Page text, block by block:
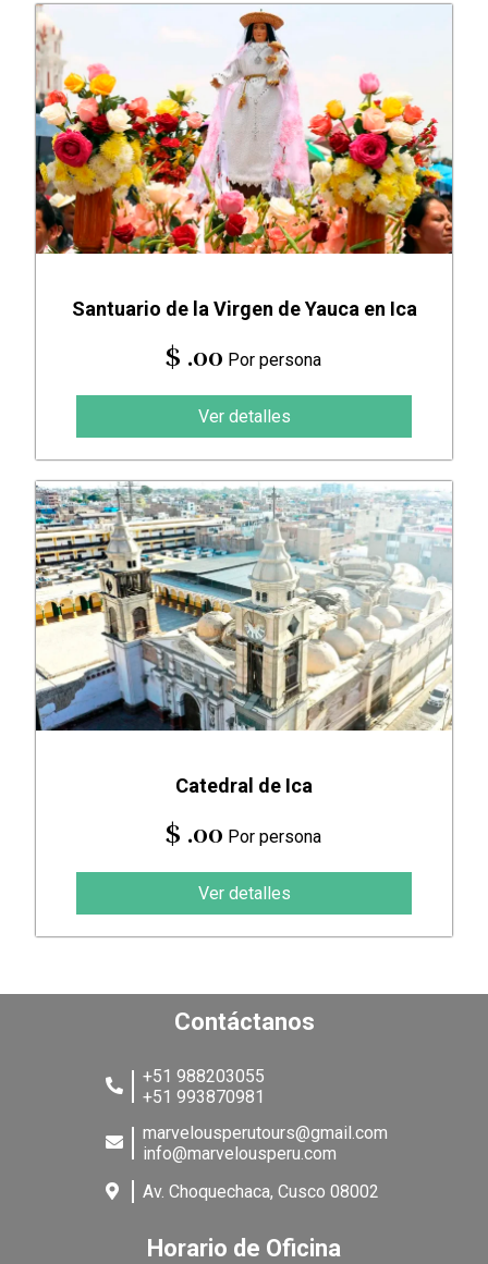
Santuario de la Virgen de Yauca en Ica
$ .00 Por persona
Ver detalles
Catedral de Ica
$ .00 Por persona
Ver detalles
Contáctanos
+51 988203055
+51 993870981
marvelousperutours@gmail.com
info@marvelousperu.com
Av. Choquechaca, Cusco 08002
Horario de Oficina